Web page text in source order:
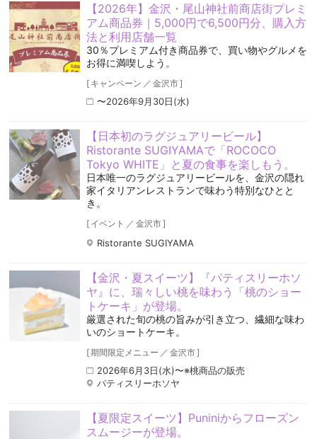
【2026年】金沢・尾山神社前商店街プレミ
アム商品券｜5,000円で6,500円分、購入方
法と利用店舗一覧
30％プレミアム付き商品券で、買い物やグルメを
お得に満喫しよう。
[ キャンペーン ／ 金沢市]
〜2026年9月30日(水)
【日本初のラグジュアリービール】
Ristorante SUGIYAMAで「ROCOCO
Tokyo WHITE」と夏の食事を楽しもう。
日本唯一のラグジュアリービールを、金沢の隠れ
家イタリアンレストランで味わう特別なひとと
き。
[ イベント ／ 金沢市]
Ristorante SUGIYAMA
【金沢・夏スイーツ】『パティスリーホソ
ヤ』に、瑞々しい桃を味わう「桃のショー
トケーキ」が登場。
厳選された旬の桃の旨みが引き立つ、繊細な味わ
いのショートケーキ。
[期間限定メニュー ／ 金沢市]
2026年6月3日(水)〜※桃商品の販売
パティスリーホソヤ
【夏限定スイーツ】Puniniからフローズン
スムージーが登場。